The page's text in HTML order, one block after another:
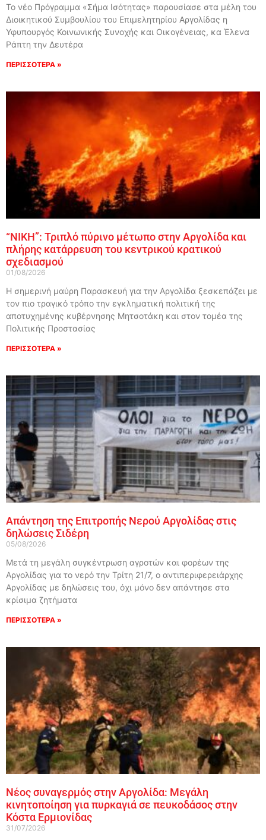
Το νέο Πρόγραμμα «Σήμα Ισότητας» παρουσίασε στα μέλη του
Διοικητικού Συμβουλίου του Επιμελητηρίου Αργολίδας η
Υφυπουργός Κοινωνικής Συνοχής και Οικογένειας, κα Έλενα
Ράπτη την Δευτέρα
ΠΕΡΙΣΣΟΤΕΡΑ »
“ΝΙΚΗ”: Τριπλό πύρινο μέτωπο στην Αργολίδα και
πλήρης κατάρρευση του κεντρικού κρατικού
σχεδιασμού
01/08/2026
Η σημερινή μαύρη Παρασκευή για την Αργολίδα ξεσκεπάζει με
τον πιο τραγικό τρόπο την εγκληματική πολιτική της
αποτυχημένης κυβέρνησης Μητσοτάκη και στον τομέα της
Πολιτικής Προστασίας
ΠΕΡΙΣΣΟΤΕΡΑ »
Απάντηση της Επιτροπής Νερού Αργολίδας στις
δηλώσεις Σιδέρη
05/08/2026
Μετά τη μεγάλη συγκέντρωση αγροτών και φορέων της
Αργολίδας για το νερό την Τρίτη 21/7, ο αντιπεριφερειάρχης
Αργολίδας με δηλώσεις του, όχι μόνο δεν απάντησε στα
κρίσιμα ζητήματα
ΠΕΡΙΣΣΟΤΕΡΑ »
Νέος συναγερμός στην Αργολίδα: Μεγάλη
κινητοποίηση για πυρκαγιά σε πευκοδάσος στην
Κόστα Ερμιονίδας
31/07/2026